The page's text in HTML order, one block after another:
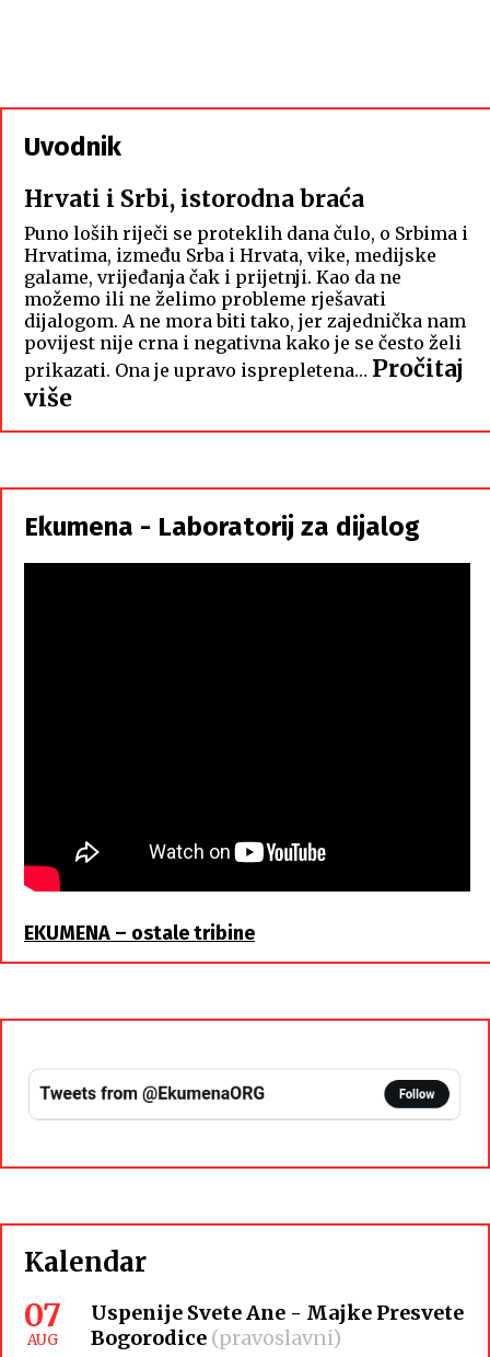
Uvodnik
Hrvati i Srbi, istorodna braća
Puno loših riječi se proteklih dana čulo, o Srbima i
Hrvatima, između Srba i Hrvata, vike, medijske
galame, vrijeđanja čak i prijetnji. Kao da ne
možemo ili ne želimo probleme rješavati
dijalogom. A ne mora biti tako, jer zajednička nam
povijest nije crna i negativna kako je se često želi
prikazati. Ona je upravo isprepletena… Pročitaj
više:
Hrvati
Srbi,
istorodna
braća
Ekumena - Laboratorij za dijalog
EKUMENA – ostale tribine
Kalendar
07
AUG
Uspenije Svete Ane - Majke Presvete
Bogorodice (pravoslavni)